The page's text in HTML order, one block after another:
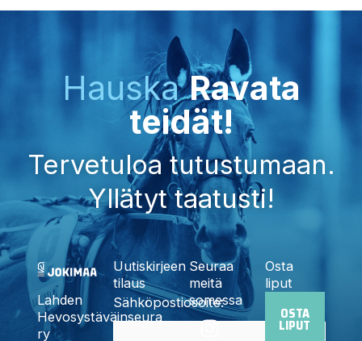
HauskaRavata
teidät!
Tervetuloa tutustumaan.
Yllätyt taatusti!
Lahden
Hevosystäväinseura
ry
Uutiskirjeen
tilaus
Sähköpostiosoite:
Seuraa
meitä
somessa
I
F
X
Y
T
Osta
liput
OSTA
LIPUT